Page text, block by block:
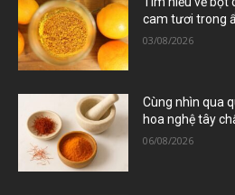
cam tươi trong
03/08/2026
Cùng nhìn qua
hoa nghệ tây
06/08/2026